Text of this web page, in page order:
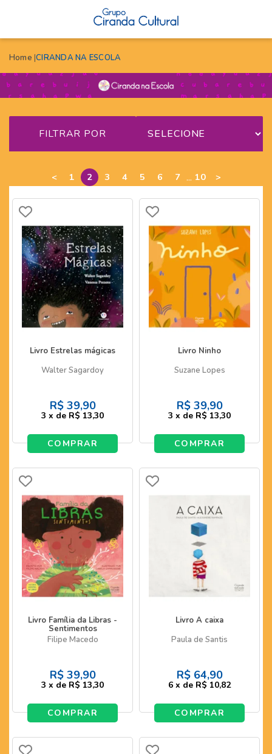
Home CIRANDA NA ESCOLA
FILTRAR POR
< 1 2 3 4 5 6 7 ... 10 >
Livro Estrelas mágicas
Walter Sagardoy
R$ 39,90
3 x de R$ 13,30
COMPRAR
Livro Ninho
Suzane Lopes
R$ 39,90
3 x de R$ 13,30
COMPRAR
Livro Família da Libras -
Sentimentos
Filipe Macedo
R$ 39,90
3 x de R$ 13,30
COMPRAR
Livro A caixa
Paula de Santis
R$ 64,90
6 x de R$ 10,82
COMPRAR